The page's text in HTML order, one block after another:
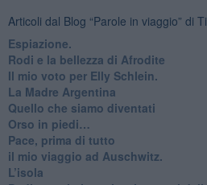
Articoli dal Blog “Parole in viaggio” di
Espiazione.
Rodi e la bellezza di Afrodite
​Il mio voto per Elly Schlein.
​La Madre Argentina
Quello che siamo diventati
Orso in piedi…
​Pace, prima di tutto
​il mio viaggio ad Auschwitz.
​L’isola